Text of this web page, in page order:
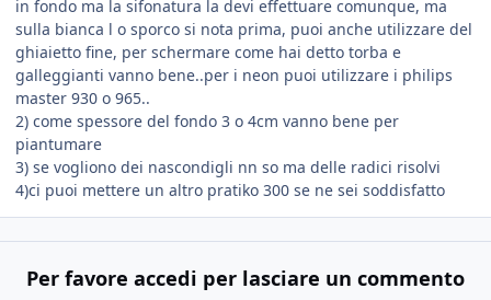
in fondo ma la sifonatura la devi effettuare comunque, ma
sulla bianca l o sporco si nota prima, puoi anche utilizzare del
ghiaietto fine, per schermare come hai detto torba e
galleggianti vanno bene..per i neon puoi utilizzare i philips
master 930 o 965..
2) come spessore del fondo 3 o 4cm vanno bene per
piantumare
3) se vogliono dei nascondigli nn so ma delle radici risolvi
4)ci puoi mettere un altro pratiko 300 se ne sei soddisfatto
Per favore accedi per lasciare un commento